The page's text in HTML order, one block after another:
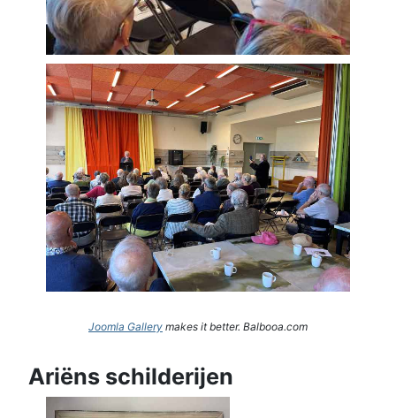
Joomla Gallery makes it better. Balbooa.com
Ariëns schilderijen